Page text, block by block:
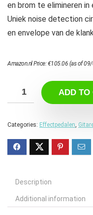
en brom te elimineren
Uniek noise detection
en envelope van de
Amazon.nl Price:€105.06 (as of
ADD TO
Categories: Effectpedalen,
Description
Additional information